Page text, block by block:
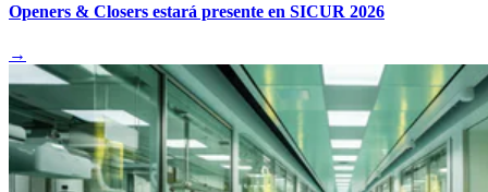
Openers & Closers estará presente en SICUR 2026
→